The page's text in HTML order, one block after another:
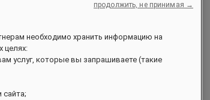
необходимо хранить информацию на
целях:
услуг, которые вы запрашиваете (такие
сайта;
продолжить, не принимая →